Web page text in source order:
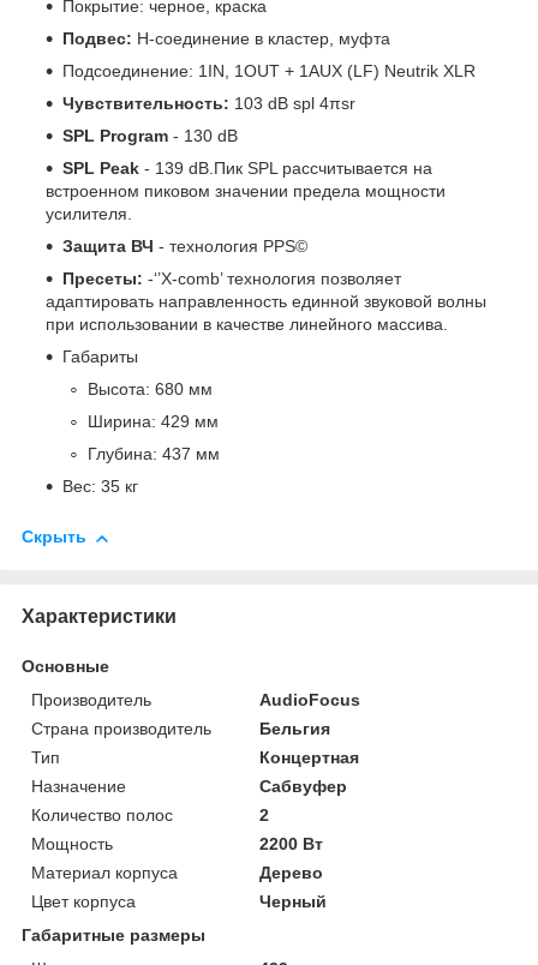
Покрытие: черное, краска
Подвес: H-соединение в кластер, муфта
Подсоединение: 1IN, 1OUT + 1AUX (LF) Neutrik XLR
Чувствительность: 103 dB spl 4πsr
SPL Program - 130 dB
SPL Peak - 139 dB.Пик SPL рассчитывается на
встроенном пиковом значении предела мощности
усилителя.
Защита ВЧ - технология PPS©
Пресеты: -‘’X-comb’ технология позволяет
адаптировать направленность единной звуковой волны
при использовании в качестве линейного массива.
Габариты
Высота: 680 мм
Ширина: 429 мм
Глубина: 437 мм
Вес: 35 кг
Скрыть
Характеристики
Основные
Производитель
AudioFocus
Страна производитель
Бельгия
Тип
Концертная
Назначение
Сабвуфер
Количество полос
2
Мощность
2200 Вт
Материал корпуса
Дерево
Цвет корпуса
Черный
Габаритные размеры